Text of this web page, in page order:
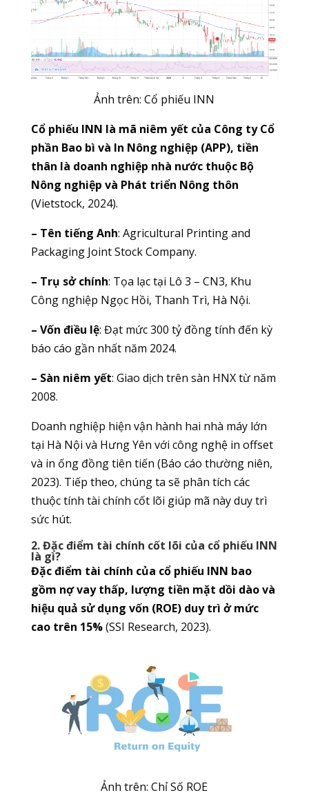
Ảnh trên: Cổ phiếu INN
Cổ phiếu INN là mã niêm yết của Công ty Cổ
phần Bao bì và In Nông nghiệp (APP), tiền
thân là doanh nghiệp nhà nước thuộc Bộ
Nông nghiệp và Phát triển Nông thôn
(Vietstock, 2024).
– Tên tiếng Anh: Agricultural Printing and
Packaging Joint Stock Company.
– Trụ sở chính: Tọa lạc tại Lô 3 – CN3, Khu
Công nghiệp Ngọc Hồi, Thanh Trì, Hà Nội.
– Vốn điều lệ: Đạt mức 300 tỷ đồng tính đến kỳ
báo cáo gần nhất năm 2024.
– Sàn niêm yết: Giao dịch trên sàn HNX từ năm
2008.
Doanh nghiệp hiện vận hành hai nhà máy lớn
tại Hà Nội và Hưng Yên với công nghệ in offset
và in ống đồng tiên tiến (Báo cáo thường niên,
2023). Tiếp theo, chúng ta sẽ phân tích các
thuộc tính tài chính cốt lõi giúp mã này duy trì
sức hút.
2. Đặc điểm tài chính cốt lõi của cổ phiếu INN
là gì?
Đặc điểm tài chính của cổ phiếu INN bao
gồm nợ vay thấp, lượng tiền mặt dồi dào và
hiệu quả sử dụng vốn (ROE) duy trì ở mức
cao trên 15%(SSI Research, 2023).
Ảnh trên: Chỉ Số ROE